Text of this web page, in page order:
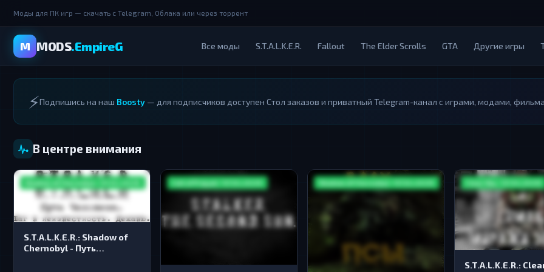
Моды для ПК игр — скачать с Telegram, Облака или через торрент
M MODS.EmpireG Все моды S.T.A.L.K.E.R. Fallout The Elder Scrolls GTA Другие игры
⚡Подпишись на наш Boosty — для подписчиков доступен Стол заказов и приватный Telegram-канал с играми, модами,
В центре внимания
Shadow of Chernobyl / S.T.A.L.K.E.R.
S.T.A.L.K.E.R.: Shadow of
Chernobyl - Путь
Call of Pripyat / S.T.A.L.K.E.R. Shadow of Chernobyl / S.T.A.L.K.E.R. Clear Sky / S.T.A.L.K.E.R.
S.T.A.L.K.E.R.: